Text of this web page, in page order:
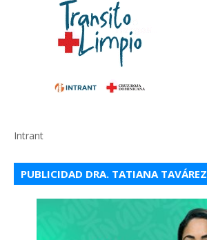
Intrant
PUBLICIDAD DRA. TATIANA TAVÁREZ